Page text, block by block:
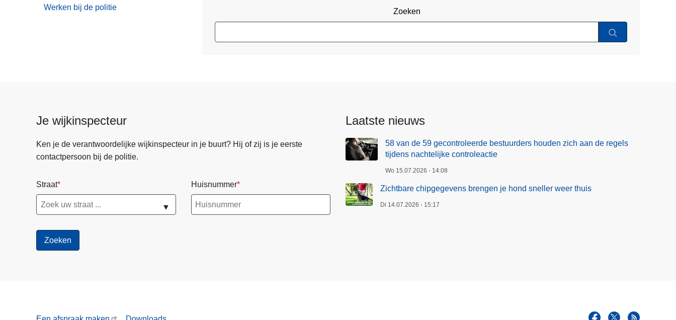
Werken bij de politie
Zoeken
Je wijkinspecteur
Ken je de verantwoordelijke wijkinspecteur in je buurt? Hij of zij is je eerste
contactpersoon bij de politie.
Straat
▼
Huisnummer
Laatste nieuws
58 van de 59 gecontroleerde bestuurders houden zich aan de regels
tijdens nachtelijke controleactie
Wo 15.07.2026 - 14:08
Zichtbare chipgegevens brengen je hond sneller weer thuis
Di 14.07.2026 - 15:17